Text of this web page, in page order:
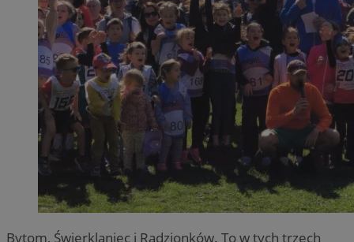
Bytom, Świerklaniec i Radzionków. To w tych trzech